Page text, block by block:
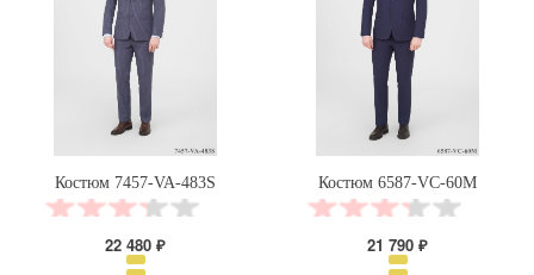
Костюм 7457-VA-483S
22 480 ₽
Костюм 6587-VC-60M
21 790 ₽